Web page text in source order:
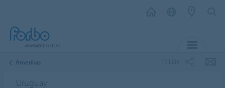
Amerikas
Uruguay